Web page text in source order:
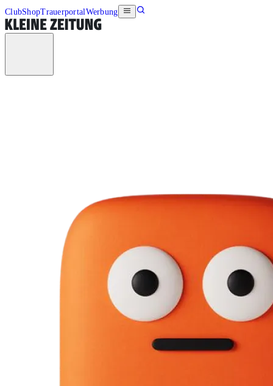
ClubShopTrauerportalWerbung